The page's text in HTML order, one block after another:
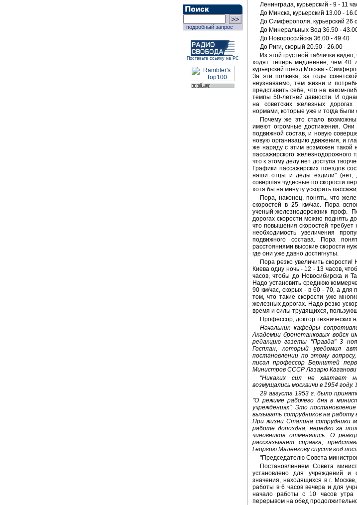
подробный запрос
Поставьте ссылку на РС
Ленинграда, курьерский - 9 - 11
До Минска, курьерский 13.00 -
До Симферополя, курьерский 26
До Минеральных Вод 36.50 -
До Новороссийска 36.00 - 49.40
До Риги, скорый 20.50 - 26.00
Из этой грустной таблички
ходят теперь медленнее, чем 40
курьерский поезд Москва -
За эти полвека, за годы
неузнаваемо, тем жизни и
представить себе, что на каком-
темпы 50-летней давности. И
на советских железных дорогах
нормами, которые уже и тогда были
Почему же это стало
имеют огромные достижения.
подвижной состав, и новую
новую организацию движения, и
же наряду с этим возможен такой
пассажирского железнодорожного
что к этому делу нет доступа
Графики пассажирских поездов
наши отцы и деды ездили" (нет,
совершая чудесные по скорости
хотя бы на минуту ускорить
Пора, наконец, понять, что
скоростей в 25 км/час. Пора
ученый-железнодорожник проф.
дорогах скорости можно поднять
что повышения скоростей требует
необходимость увеличения
подвижного состава. Пора
расстояниями высокие скорости
где они уже давно достигнуты.
Пора резко увеличить
Киева одну ночь - 12 - 13 часов,
часов, чтобы до Новосибирска и
Надо установить среднюю
90 км/час, скорых - в 60 - 70, а для
том, что такие скорости уже
железных дорогах. Надо резко
время и силы трудящихся,
Профессор, доктор технических
Начальник кафедры
Академии бронетанковых войск
редакцию газеты "Правда" 3
Госплан, который уведомил
постановлении по этому
писал профессор Бернштей
Министров СССР Лазарю
"Никаких сил не хватает
возмущались москвичи в 1954
29 августа 1953 г. было
"О режиме рабочего дня в
учреждениях". Это
вызывать сотрудников на работу
При жизни Сталина сотрудники
работе допоздна, нередко за
чиновников отменялись. О
рассказывает справка,
Георгию Маленкову спустя год
"Председателю Совета
Постановлением Совета
установлено для учреждений и
значения, находящихся в г.
работы в 6 часов вечера и для
начало работы с 10 часов
перерывом на обед